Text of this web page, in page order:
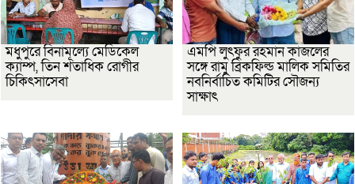
মধুপুরে বিনামূল্যে মেডিকেল
ক্যাম্প, তিন শতাধিক রোগীর
চিকিৎসাসেবা
এমপি লুৎফুর রহমান কাজলের
সঙ্গে রামু ব্রিকফিল্ড মালিক সমিতির
নবনির্বাচিত কমিটির সৌজন্য
সাক্ষাৎ